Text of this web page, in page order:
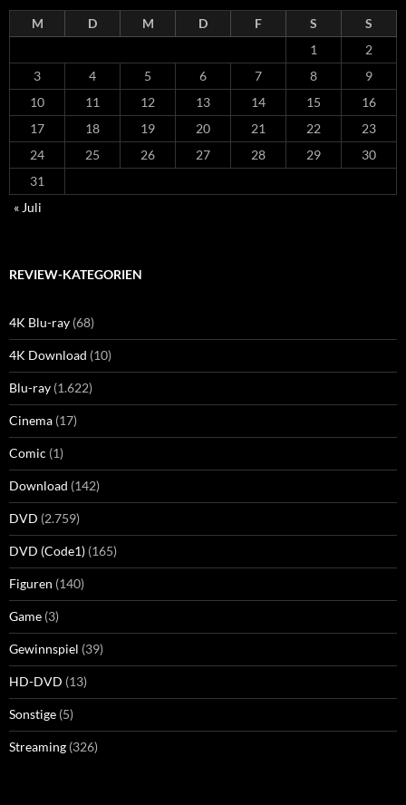
M D M D F S
S
1
2
3
4 5 6 7 8
9
10
11 12 13 14 15
16
17
18 19 20 21 22
23
24
25 26 27 28 29
30
31
« Juli
REVIEW-KATEGORIEN
4K Blu-ray (68)
4K Download (10)
Blu-ray (1.622)
Cinema (17)
Comic (1)
Download (142)
DVD (2.759)
DVD (Code1) (165)
Figuren (140)
Game (3)
Gewinnspiel (39)
HD-DVD (13)
Sonstige (5)
Streaming (326)